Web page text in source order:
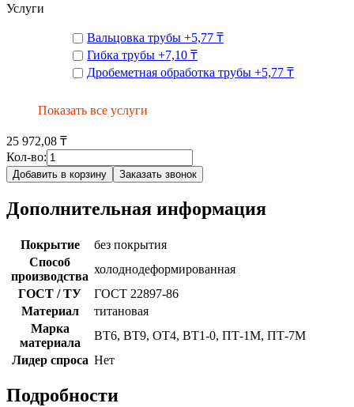
Услуги
Вальцовка трубы +5,77 ₸
Гибка трубы +7,10 ₸
Дробеметная обработка трубы +5,77 ₸
Показать все услуги
25 972,08 ₸
Кол-во:
Добавить в корзину Заказать звонок
Дополнительная информация
Покрытие
без покрытия
Способ
производства
холоднодеформированная
ГОСТ / ТУ
ГОСТ 22897-86
Материал
титановая
Марка
материала
ВТ6, ВТ9, ОТ4, ВТ1-0, ПТ-1М, ПТ-7М
Лидер спроса Нет
Подробности